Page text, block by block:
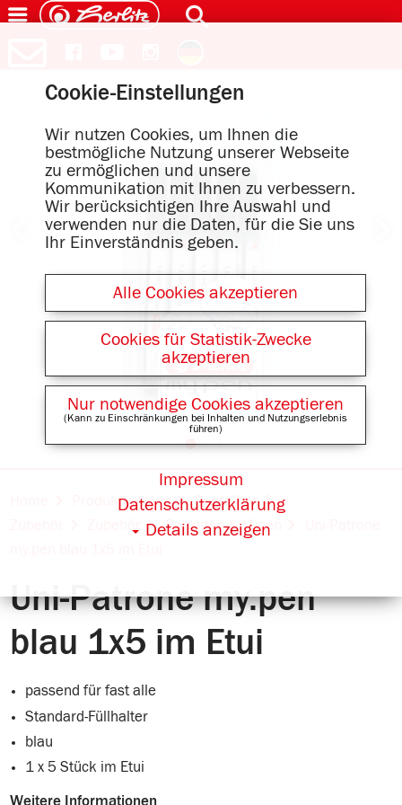
Produktkatalog
Schreiben &
Patronen & Minen
Uni-Patrone my.pen
blau 1x5 im Etui
passend für fast alle
Standard-Füllhalter
blau
1 x 5 Stück im Etui
Cookie-Einstellungen
Wir nutzen Cookies, um Ihnen die
bestmögliche Nutzung unserer Webseite
zu ermöglichen und unsere
Kommunikation mit Ihnen zu verbessern.
Wir berücksichtigen Ihre Auswahl und
verwenden nur die Daten, für die Sie uns
Ihr Einverständnis geben.
Alle Cookies akzeptieren
Cookies für Statistik-Zwecke
akzeptieren
Nur notwendige Cookies akzeptieren
(Kann zu Einschränkungen bei Inhalten und Nutzungserlebnis
führen)
Details anzeigen
Datenschutzerklärung
Impressum